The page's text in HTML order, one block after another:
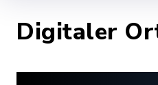
Digitaler